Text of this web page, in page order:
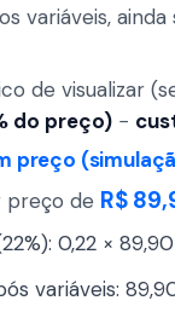
variáveis,
de visualizar
do preço) −
preço
preço de R$
0,22 ×
variáveis: